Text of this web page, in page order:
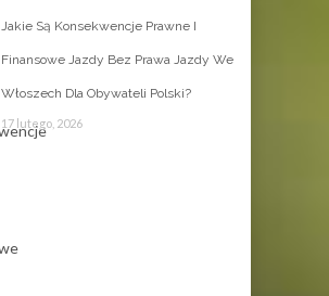
Jakie Są Konsekwencje Prawne I
Finansowe Jazdy Bez Prawa Jazdy We
Włoszech Dla Obywateli Polski?
17 lutego, 2026